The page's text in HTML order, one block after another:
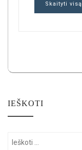
Skaityti visą
IEŠKOTI
Search